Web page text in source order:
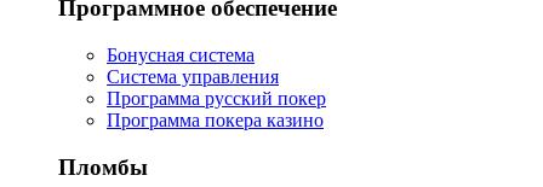
Программное обеспечение
Бонусная система
Система управления
Программа русский покер
Программа покера казино
Пломбы